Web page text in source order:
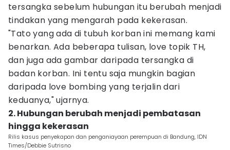
tersangka sebelum hubungan itu berubah menjadi
tindakan yang mengarah pada kekerasan.
"Tato yang ada di tubuh korban ini memang kami
benarkan. Ada beberapa tulisan, love topik TH,
dan juga ada gambar daripada tersangka di
badan korban. Ini tentu saja mungkin bagian
daripada love bombing yang terjalin dari
keduanya," ujarnya.
2. Hubungan berubah menjadi pembatasan
hingga kekerasan
Rilis kasus penyekapan dan penganiayaan perempuan di Bandung, IDN
Times/Debbie Sutrisno